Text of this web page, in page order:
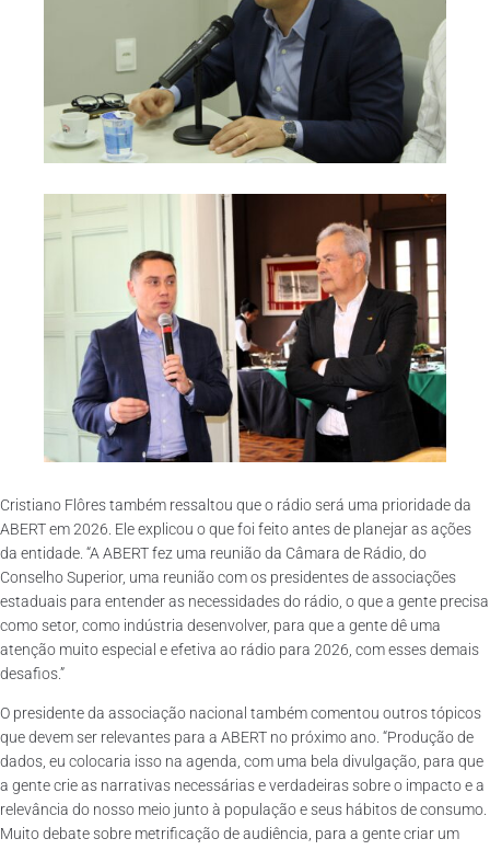
Cristiano Flôres também ressaltou que o rádio será uma prioridade da
ABERT em 2026. Ele explicou o que foi feito antes de planejar as ações
da entidade. “A ABERT fez uma reunião da Câmara de Rádio, do
Conselho Superior, uma reunião com os presidentes de associações
estaduais para entender as necessidades do rádio, o que a gente precisa
como setor, como indústria desenvolver, para que a gente dê uma
atenção muito especial e efetiva ao rádio para 2026, com esses demais
desafios.”
O presidente da associação nacional também comentou outros tópicos
que devem ser relevantes para a ABERT no próximo ano. “Produção de
dados, eu colocaria isso na agenda, com uma bela divulgação, para que
a gente crie as narrativas necessárias e verdadeiras sobre o impacto e a
relevância do nosso meio junto à população e seus hábitos de consumo.
Muito debate sobre metrificação de audiência, para a gente criar um